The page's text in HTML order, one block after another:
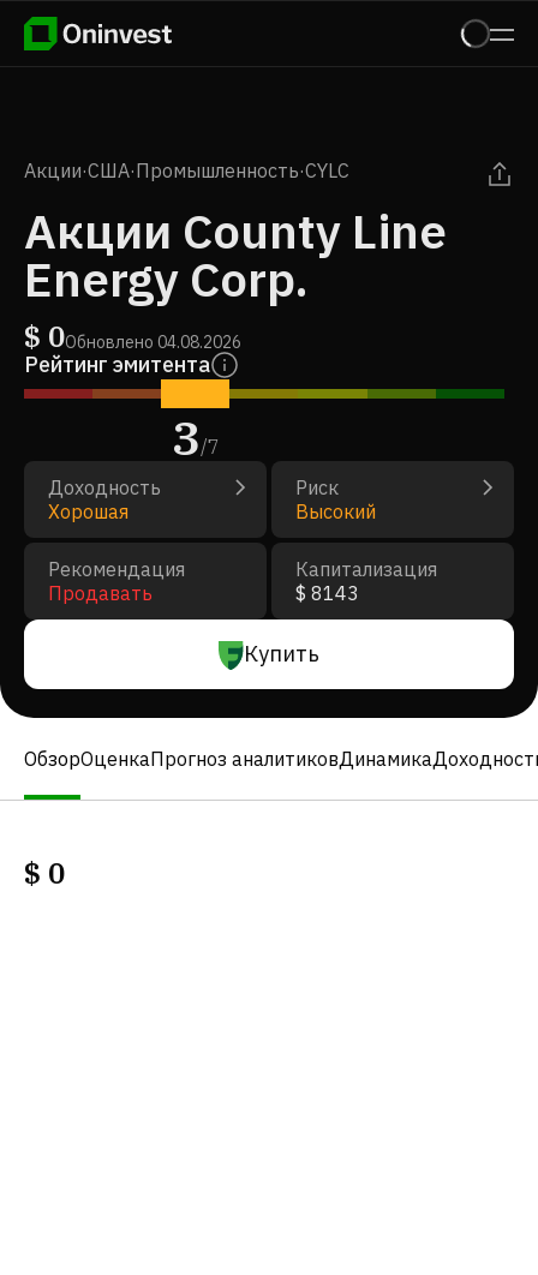
Акции·США·Промышленность·CYLC
Акции County Line
Energy Corp.
$ 0Обновлено 04.08.2026
Рейтинг эмитента
3/7
Доходность
Хорошая
Риск
Высокий
Рекомендация
Продавать
Капитализация
$ 8143
Купить
ОбзорОценкаПрогноз аналитиковДинамика
$ 0